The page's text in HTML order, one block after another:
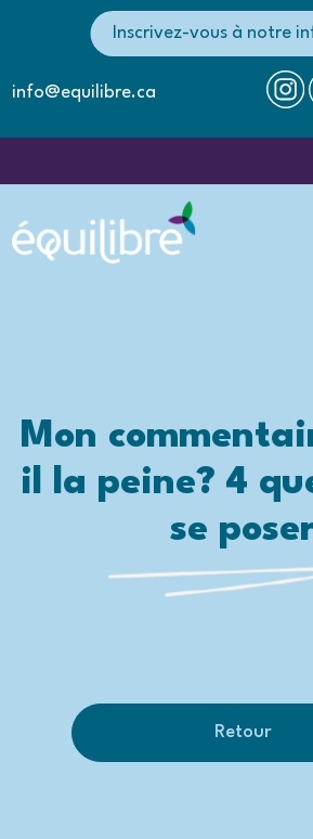
info@equilibre.ca
Inscrivez-vous à notre
Mon
il la peine? 4
se
Retour